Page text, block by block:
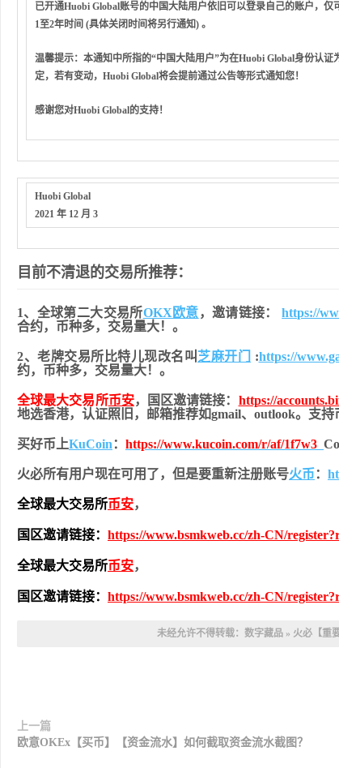
已开通Huobi Global账号的中国大陆用户依旧可以登录自己的账户，
1至2年时间 (具体关闭时间将另行通知) 。
温馨提示：本通知中所指的“中国大陆用户”为在Huobi Global身份认
定，若有变动，Huobi Global将会提前通过公告等形式通知您！
感谢您对Huobi Global的支持！
Huobi Global
2021 年 12 月 3
目前不清退的交易所推荐：
1、全球第二大交易所OKX欧意，邀请链接：https://
合约，币种多，交易量大！。
2、老牌交易所比特儿现改名叫 芝麻开门 :https://
约，币种多，交易量大！。
全球最大交易所币安，国区邀请链接： https://
地选香港，认证照旧， 邮箱推荐如gmail、outlook。支持
买好币上KuCoin ： https://www.kucoin.com/r/af/1f7w3
火必所有用户现在可用了，但是要重新注册账号火币 ：
全球最大交易所币安，
国区邀请链接： https://www.bsmkweb.cc/zh-CN/
全球最大交易所币安，
国区邀请链接： https://www.bsmkweb.cc/zh-CN/
未经允许不得转载： 数字藏品 » 火必【重
上一篇
欧意OKEx【买币】【资金流水】如何截取资金流水截图？